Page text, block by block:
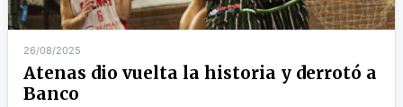
26/08/2025
Atenas dio vuelta la historia y derrotó a
Banco